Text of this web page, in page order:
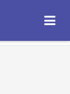
ОТКРЫТЬ